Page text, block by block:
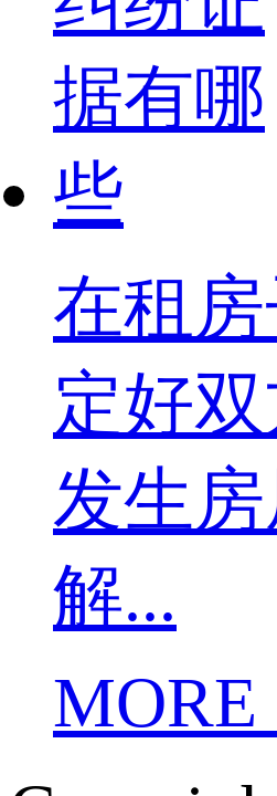
在租
定好
发生
解...
MORE